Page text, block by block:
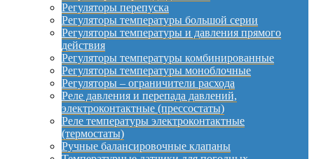
Регуляторы перепуска
Регуляторы температуры большой серии
Регуляторы температуры и давления прямого
действия
Регуляторы температуры комбинированные
Регуляторы температуры моноблочные
Регуляторы – ограничители расхода
Реле давления и перепада давлений,
электроконтактные (прессостаты)
Реле температуры электроконтактные
(термостаты)
Ручные балансировочные клапаны